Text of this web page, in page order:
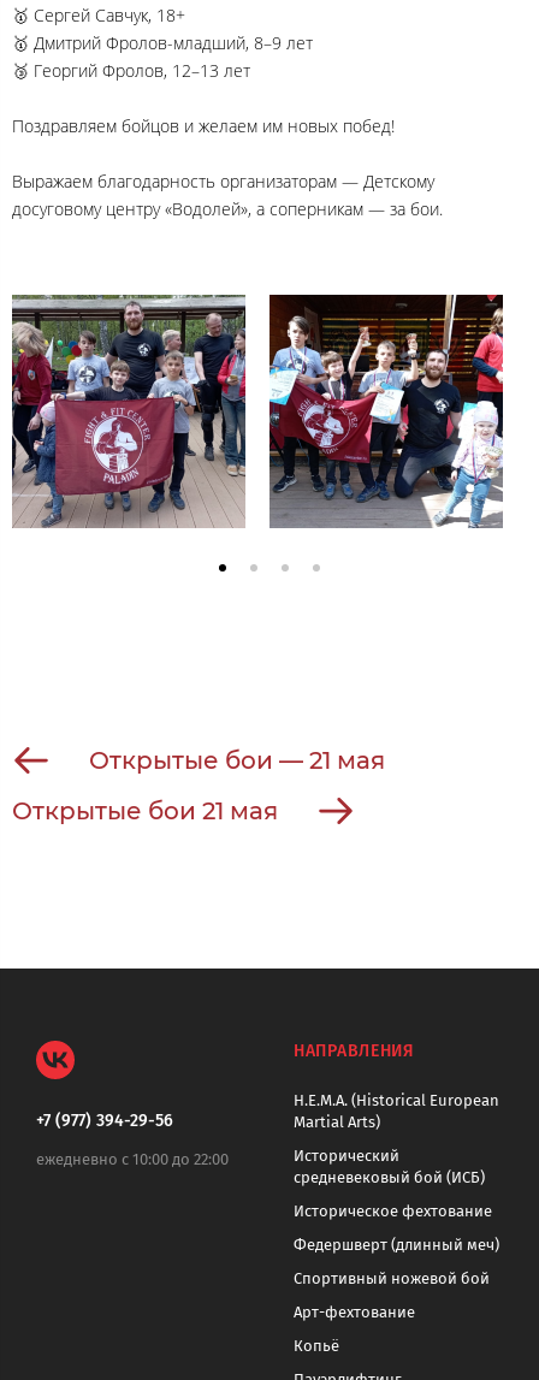
🥇 Сергей Савчук, 18+
🥇 Дмитрий Фролов-младший, 8–9 лет
🥉 Георгий Фролов, 12–13 лет
Поздравляем бойцов и желаем им новых побед!
Выражаем благодарность организаторам — Детскому
досуговому центру «Водолей», а соперникам — за бои.
Открытые бои — 21 мая
Открытые бои 21 мая
+7 (977) 394-29-56
ежедневно с 10:00 до 22:00
НАПРАВЛЕНИЯ
H.E.M.A. (Historical European
Martial Arts)
Исторический
средневековый бой (ИСБ)
Историческое фехтование
Федершверт (длинный меч)
Спортивный ножевой бой
Арт-фехтование
Копьё